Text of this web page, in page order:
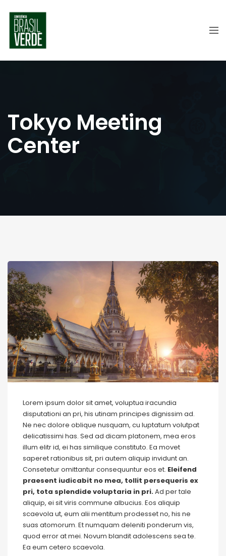
Tokyo Meeting
Center
Lorem ipsum dolor sit amet, voluptua iracundia
disputationi an pri, his utinam principes dignissim ad.
Ne nec dolore oblique nusquam, cu luptatum volutpat
delicatissimi has. Sed ad dicam platonem, mea eros
illum elitr id, ei has similique constituto. Ea movet
saperet rationibus sit, pri autem aliquip invidunt an.
Consetetur omittantur consequuntur eos et. Eleifend
praesent iudicabit no mea, tollit persequeris ex
pri, tota splendide voluptaria in pri.Ad per tale
aliquip, ei sit viris commune albucius. Eos aliquip
scaevola ut, eum alii mentitum prodesset no, his ne
suas atomorum. Et numquam deleniti ponderum vis,
quod error at mei. Novum blandit adolescens sea te.
Ea eum cetero scaevola.